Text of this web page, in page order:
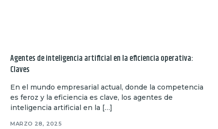
Agentes de inteligencia artificial en la eficiencia operativa:
Claves
En el mundo empresarial actual, donde la competencia
es feroz y la eficiencia es clave, los agentes de
inteligencia artificial en la […]
MARZO 28, 2025